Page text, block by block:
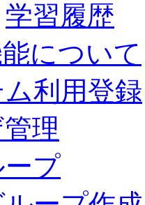
学習履歴
について
利用登録
理
プ